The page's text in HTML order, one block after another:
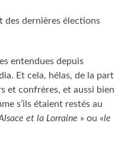
des dernières élections
entendues depuis
Et cela, hélas, de la part
et confrères, et aussi bien
s’ils étaient restés au
et la Lorraine » ou «le